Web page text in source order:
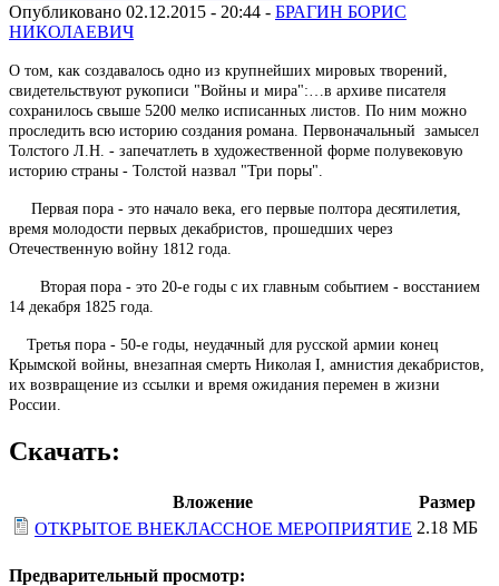
Опубликовано 02.12.2015 - 20:44 - БРАГИН БОРИС
НИКОЛАЕВИЧ
О том, как создавалось одно из крупнейших мировых творений,
свидетельствуют рукописи "Войны и мира":…в архиве писателя
сохранилось свыше 5200 мелко исписанных листов. По ним можно
проследить всю историю создания романа. Первоначальный замысел
Толстого Л.Н. - запечатлеть в художественной форме полувековую
историю страны - Толстой назвал "Три поры".
Первая пора - это начало века, его первые полтора десятилетия,
время молодости первых декабристов, прошедших через
Отечественную войну 1812 года.
Вторая пора - это 20-е годы с их главным событием - восстанием
14 декабря 1825 года.
Третья пора - 50-е годы, неудачный для русской армии конец
Крымской войны, внезапная смерть Николая I, амнистия декабристов,
их возвращение из ссылки и время ожидания перемен в жизни
России.
Скачать:
Вложение
Размер
ОТКРЫТОЕ ВНЕКЛАССНОЕ МЕРОПРИЯТИЕ 2.18 МБ
Предварительный просмотр: